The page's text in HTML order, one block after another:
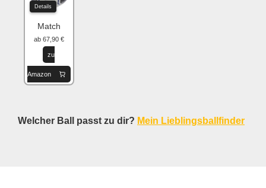
Details
Match
ab 67,90 €
zu
Amazon
Welcher Ball passt zu dir? Mein Lieblingsballfinder